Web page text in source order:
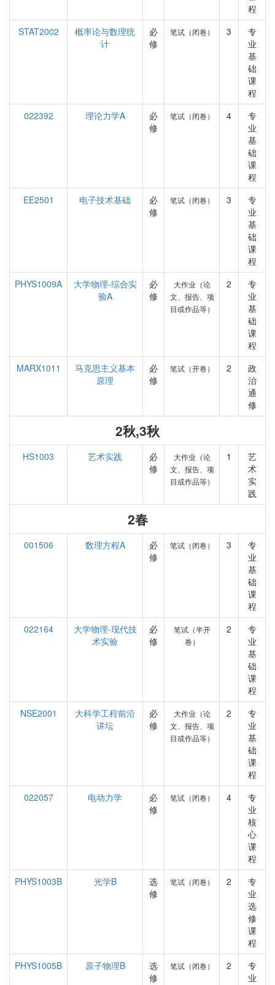
程
STAT2002
概率论与数理统
计
必
修
笔试（闭卷） 3
专
业
基
础
课
程
022392
理论力学A
必
修
笔试（闭卷） 4
专
业
基
础
课
程
EE2501
电子技术基础
必
修
笔试（闭卷） 3
专
业
基
础
课
程
PHYS1009A
大学物理-综合实
验A
必
修
大作业（论
文、报告、项
目或作品等）
2
专
业
基
础
课
程
MARX1011
马克思主义基本
原理
必
修
笔试（开卷） 2
政
治
通
修
2秋,3秋
HS1003 艺术实践
必
修
大作业（论
文、报告、项
目或作品等）
1
艺
术
实
践
2春
001506 数理方程A
必
修
笔试（闭卷） 3
专
业
基
础
课
程
022164
大学物理-现代技
术实验
必
修
笔试（半开
卷）
2
专
业
基
础
课
程
NSE2001
大科学工程前沿
讲坛
必
修
大作业（论
文、报告、项
目或作品等）
2
专
业
基
础
课
程
022057
电动力学
必
修
笔试（闭卷） 4
专
业
核
心
课
程
PHYS1003B
光学B
选
修
笔试（闭卷） 2
专
业
选
修
课
程
PHYS1005B
原子物理B
选
修
笔试（闭卷） 2
专
业